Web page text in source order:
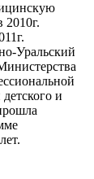
2010г.
Уральский
и